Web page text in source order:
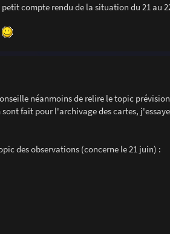
compte rendu de la situation du 21 au
néanmoins de relire le topic
fait pour l'archivage des cartes,
des observations (concerne le 21 juin) :